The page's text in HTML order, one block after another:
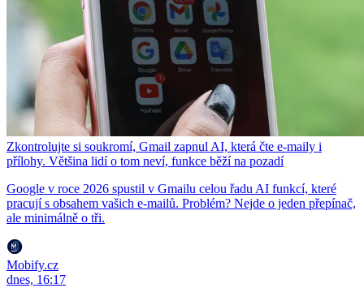
Zkontrolujte si soukromí, Gmail zapnul AI, která čte e-maily i
přílohy. Většina lidí o tom neví, funkce běží na pozadí
Google v roce 2026 spustil v Gmailu celou řadu AI funkcí, které
pracují s obsahem vašich e-mailů. Problém? Nejde o jeden přepínač,
ale minimálně o tři.
Mobify.cz
dnes, 16:17